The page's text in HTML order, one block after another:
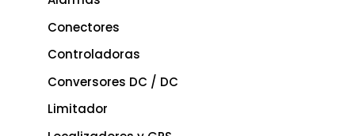
Conectores
Controladoras
Conversores DC / DC
Limitador